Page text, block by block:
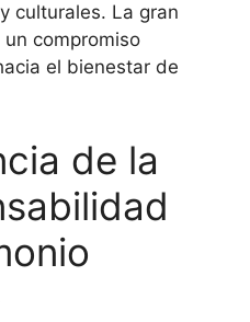
culturales. La gran
compromiso
el bienestar de
de la